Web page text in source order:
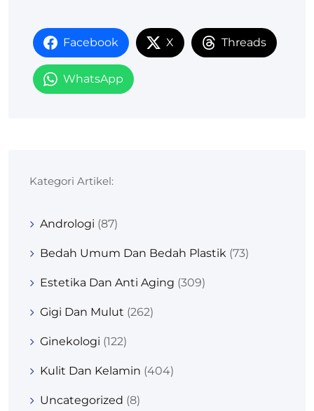
Facebook X Threads
WhatsApp
Kategori Artikel:
Andrologi (87)
Bedah Umum Dan Bedah Plastik (73)
Estetika Dan Anti Aging (309)
Gigi Dan Mulut (262)
Ginekologi (122)
Kulit Dan Kelamin (404)
Uncategorized (8)